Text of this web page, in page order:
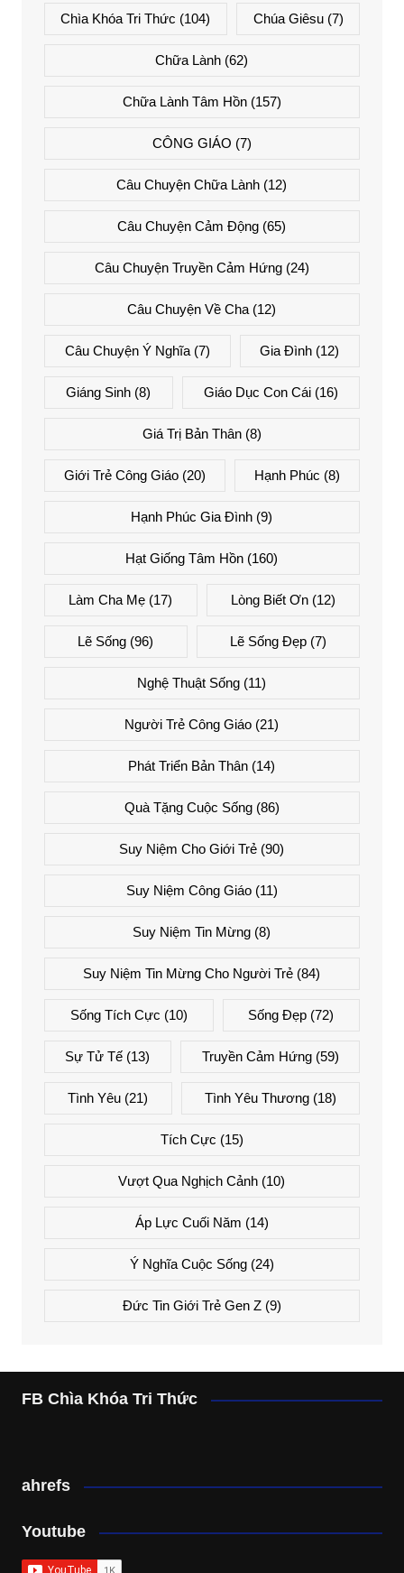
Chìa Khóa Tri Thức (104) Chúa Giêsu(7)
Chữa Lành (62)
Chữa Lành Tâm Hồn(157)
CÔNG GIÁO (7)
Câu Chuyện Chữa Lành (12)
Câu Chuyện Cảm Động (65)
Câu Chuyện Truyền Cảm Hứng(24)
Câu Chuyện Về Cha (12)
Câu Chuyện Ý Nghĩa(7) Gia Đình (12)
Giáng Sinh (8) Giáo Dục Con Cái(16)
Giá Trị Bản Thân(8)
Giới Trẻ Công Giáo(20) Hạnh Phúc (8)
Hạnh Phúc Gia Đình (9)
Hạt Giống Tâm Hồn (160)
Làm Cha Mẹ (17) Lòng Biết Ơn(12)
Lẽ Sống (96) Lẽ Sống Đẹp(7)
Nghệ Thuật Sống (11)
Người Trẻ Công Giáo (21)
Phát Triển Bản Thân (14)
Quà Tặng Cuộc Sống(86)
Suy Niệm Cho Giới Trẻ (90)
Suy Niệm Công Giáo(11)
Suy Niệm Tin Mừng (8)
Suy Niệm Tin Mừng Cho Người Trẻ (84)
Sống Tích Cực (10) Sống Đẹp (72)
Sự Tử Tế (13) Truyền Cảm Hứng(59)
Tình Yêu (21) Tình Yêu Thương(18)
Tích Cực (15)
Vượt Qua Nghịch Cảnh (10)
Áp Lực Cuối Năm (14)
Ý Nghĩa Cuộc Sống(24)
Đức Tin Giới Trẻ Gen Z(9)
FB Chìa Khóa Tri Thức
ahrefs
Youtube